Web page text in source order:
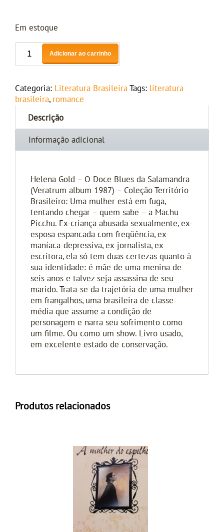
Em estoque
Adicionar ao carrinho
Categoria: Literatura Brasileira Tags: literatura
brasileira, romance
Descrição
Informação adicional
Helena Gold – O Doce Blues da Salamandra
(Veratrum album 1987) – Coleção Território
Brasileiro: Uma mulher está em fuga,
tentando chegar – quem sabe – a Machu
Picchu. Ex-criança abusada sexualmente, ex-
esposa espancada com freqüência, ex-
maníaca-depressiva, ex-jornalista, ex-
escritora, ela só tem duas certezas quanto à
sua identidade: é mãe de uma menina de
seis anos e talvez seja assassina de seu
marido. Trata-se da trajetória de uma mulher
em frangalhos, uma brasileira de classe-
média que assume a condição de
personagem e narra seu sofrimento como
um filme. Ou como um show. Livro usado,
em excelente estado de conservação.
Produtos relacionados